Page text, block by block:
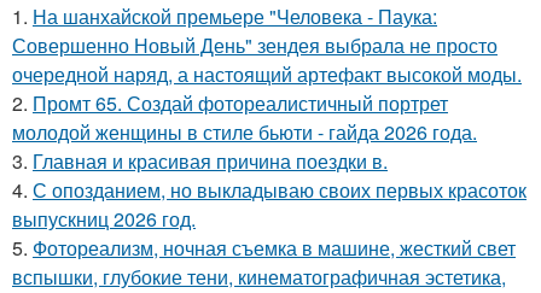
1. На шанхайской премьере "Человека - Паука:
Совершенно Новый День" зендея выбрала не просто
очередной наряд, а настоящий артефакт высокой моды.
2. Промт 65. Создай фотореалистичный портрет
молодой женщины в стиле бьюти - гайда 2026 года.
3. Главная и красивая причина поездки в.
4. С опозданием, но выкладываю своих первых красоток
выпускниц 2026 год.
5. Фотореализм, ночная съемка в машине, жесткий свет
вспышки, глубокие тени, кинематографичная эстетика,